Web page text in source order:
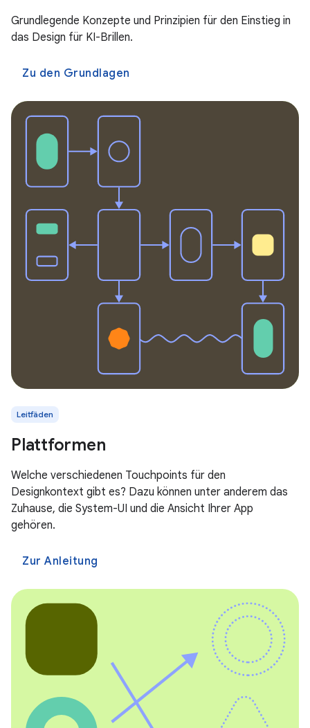
Grundlegende Konzepte und Prinzipien für den Einstieg in
das Design für KI-Brillen.
Zu den Grundlagen
Leitfäden
Plattformen
Welche verschiedenen Touchpoints für den
Designkontext gibt es? Dazu können unter anderem das
Zuhause, die System-UI und die Ansicht Ihrer App
gehören.
Zur Anleitung